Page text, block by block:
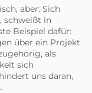
aber: Sich
schweißt in
Beispiel dafür:
über ein Projekt
als
sich
uns daran,